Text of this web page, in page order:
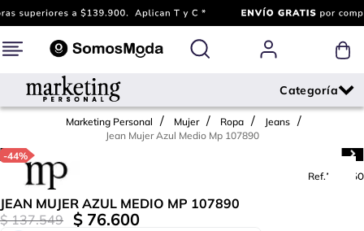
Marketing Personal Mujer Ropa
Jeans
Jean Mujer Azul Medio Mp 107890
-44%
Ref.768850
JEAN MUJER AZUL MEDIO MP 107890
$ 137.549 $ 76.600